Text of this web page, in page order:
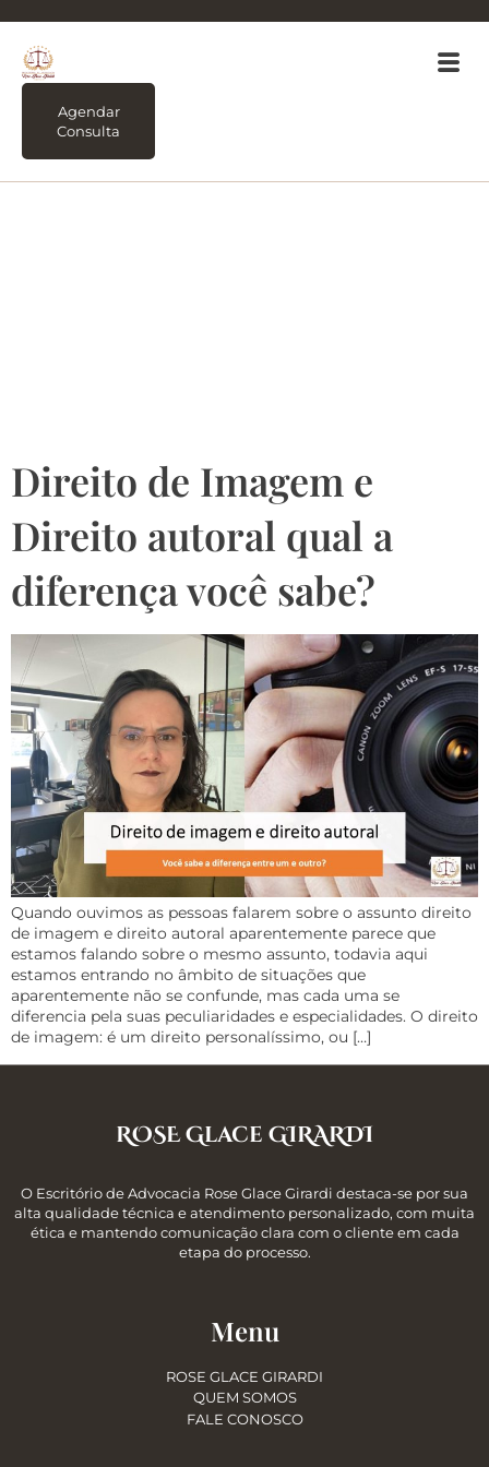
Agendar
Consulta
Direito de Imagem e
Direito autoral qual a
diferença você sabe?
Quando ouvimos as pessoas falarem sobre o assunto direito
de imagem e direito autoral aparentemente parece que
estamos falando sobre o mesmo assunto, todavia aqui
estamos entrando no âmbito de situações que
aparentemente não se confunde, mas cada uma se
diferencia pela suas peculiaridades e especialidades. O direito
de imagem: é um direito personalíssimo, ou […]
ROSE Glace GIRARDI
O Escritório de Advocacia Rose Glace Girardi destaca-se por sua
alta qualidade técnica e atendimento personalizado, com muita
ética e mantendo comunicação clara com o cliente em cada
etapa do processo.
Menu
ROSE GLACE GIRARDI
QUEM SOMOS
FALE CONOSCO